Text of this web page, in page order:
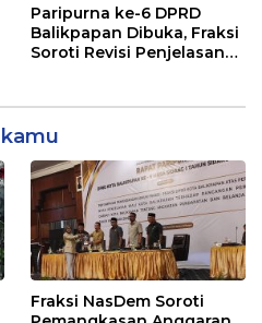
Balikpapan 2026
Paripurna ke-6 DPRD
Balikpapan Dibuka, Fraksi
Soroti Revisi Penjelasan
Fraksi NasDem Soroti